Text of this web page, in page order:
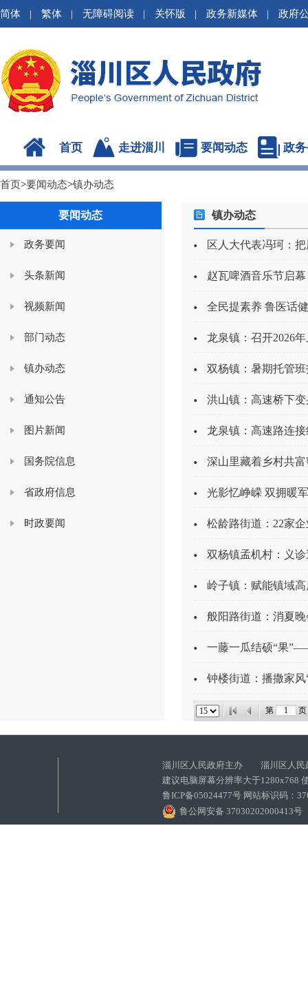
简体 | 繁体 | 无障碍阅读 | 关怀版 | 政务新媒体 | 政府
首页 走进淄川 要闻动态 政
首页>要闻动态>镇办动态
要闻动态
政务要闻
头条新闻
视频新闻
部门动态
镇办动态
通知公告
图片新闻
国务院信息
省政府信息
时政要闻
镇办动态
区人大代表冯珂：
赵瓦啤酒音乐节启幕
全民提素养 鲁医话
龙泉镇：召开2026
双杨镇：暑期托管
洪山镇：高速桥下
龙泉镇：高速路连
深山里藏着乡村共
光影忆峥嵘 双拥暖
松龄路街道：22家
双杨镇孟机村：义
岭子镇：赋能镇域
般阳路街道：消夏
一藤一瓜结硕“果
钟楼街道：播撒家风
第
淄川区人民政府主办 淄川区人民
建议电脑屏幕分辨率大于1280x768
鲁ICP备05024477号 网站标识码：
鲁公网安备 37030202000413号